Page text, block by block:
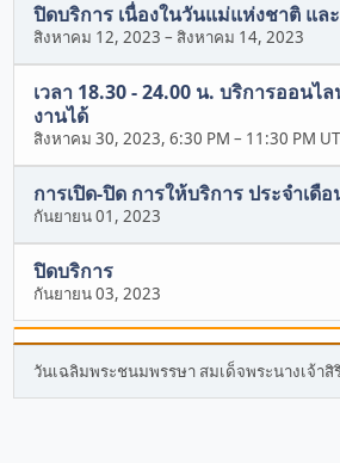
ปิดบริการ เนื่องในวันแม่แห่งชาติ แล
สิงหาคม 12, 2023 – สิงหาคม 14, 2023
เวลา 18.30 - 24.00 น. บริการออนไ
งานได้
สิงหาคม 30, 2023, 6:30 PM – 11:30 PM
การเปิด-ปิด การให้บริการ ประจำเดื
กันยายน 01, 2023
ปิดบริการ
กันยายน 03, 2023
วันเฉลิมพระชนมพรรษา สมเด็จพระนางเจ้า